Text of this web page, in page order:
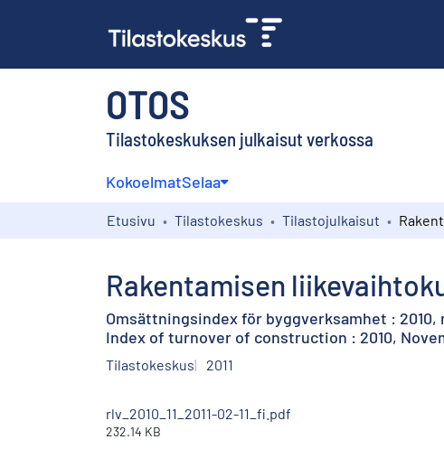
OTOS
Tilastokeskuksen julkaisut verkossa
KokoelmatSelaa
Etusivu Tilastokeskus Tilastojulkaisut
Rakentamisen
Omsättningsindex för byggverksamhet : 2010,
Index of turnover of construction : 2010,
Tilastokeskus 2011
rlv_2010_11_2011-02-11_fi.pdf
232.14 KB